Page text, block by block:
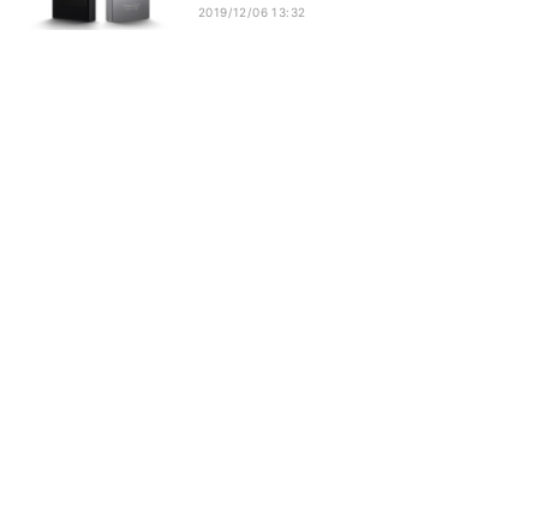
2019/12/06 13:32